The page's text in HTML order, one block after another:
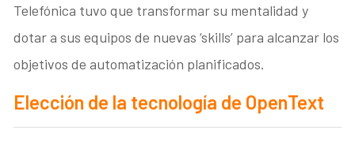
Telefónica tuvo que transformar su mentalidad y
dotar a sus equipos de nuevas ‘skills’ para alcanzar los
objetivos de automatización planificados.
Elección de la tecnología de OpenText